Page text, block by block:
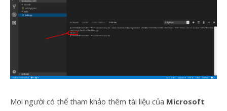
Mọi người có thể tham khảo thêm tài liệu của Microsoft